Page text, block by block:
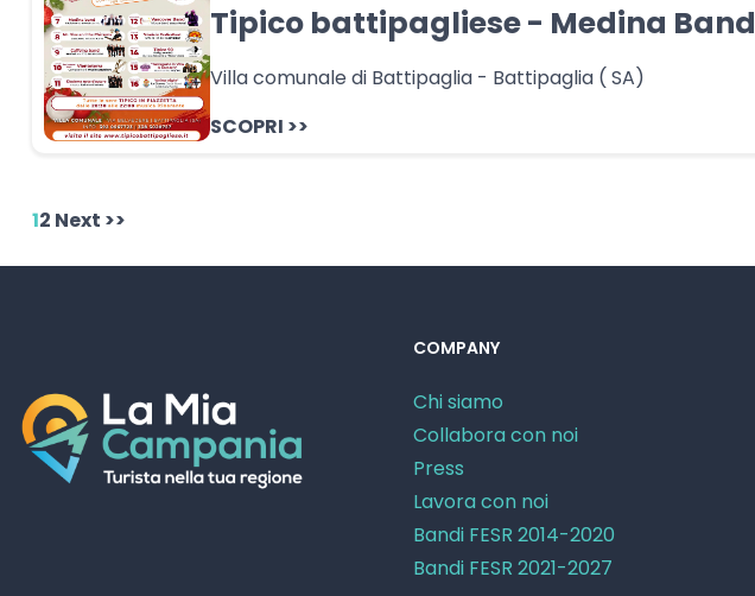
Tipico battipagliese - Medina Band
Villa comunale di Battipaglia - Battipaglia ( SA)
SCOPRI >>
12 Next >>
COMPANY
Chi siamo
Collabora con noi
Press
Lavora con noi
Bandi FESR 2014-2020
Bandi FESR 2021-2027